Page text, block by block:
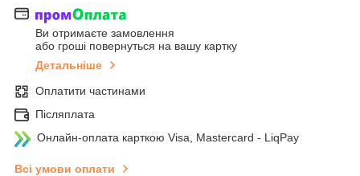
Ви отримаєте замовлення
або гроші повернуться на вашу картку
Детальніше
Оплатити частинами
Післяплата
Онлайн-оплата карткою Visa, Mastercard - LiqPay
Всі умови оплати